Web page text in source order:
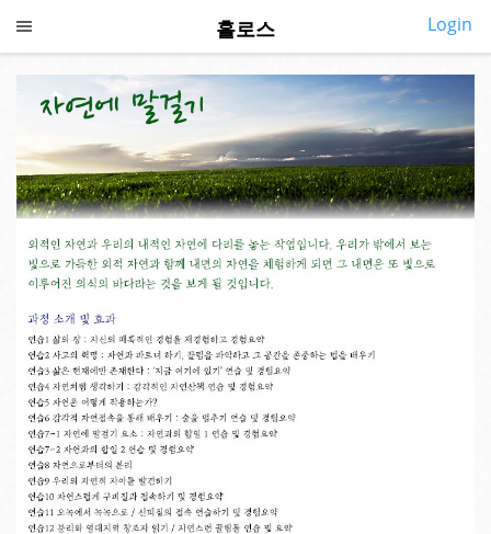
홀로스 Login
CALL US COLLAPSE
홀로스 홈
◎깨어있기
◎프로그램
◎지금여기
◎심포지엄
◎내강의실
◎ 커뮤니티
Copyright 2013. All rights reserved!